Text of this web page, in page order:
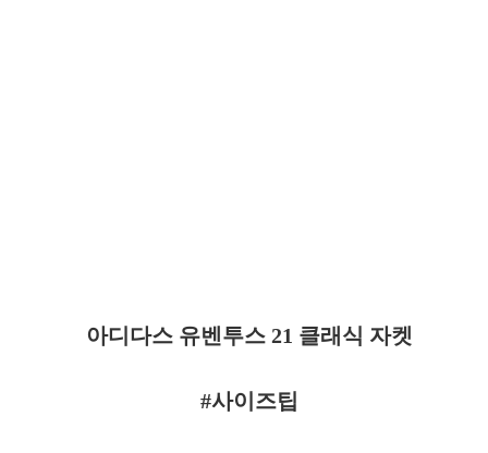
아디다스 유벤투스 21 클래식 자켓
#사이즈팁